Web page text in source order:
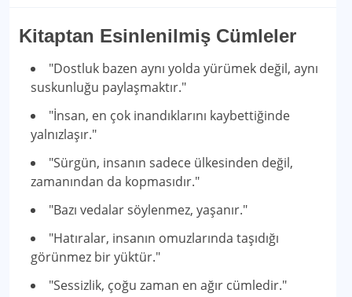
Kitaptan Esinlenilmiş Cümleler
"Dostluk bazen aynı yolda yürümek değil, aynı
suskunluğu paylaşmaktır."
"İnsan, en çok inandıklarını kaybettiğinde
yalnızlaşır."
"Sürgün, insanın sadece ülkesinden değil,
zamanından da kopmasıdır."
"Bazı vedalar söylenmez, yaşanır."
"Hatıralar, insanın omuzlarında taşıdığı
görünmez bir yüktür."
"Sessizlik, çoğu zaman en ağır cümledir."